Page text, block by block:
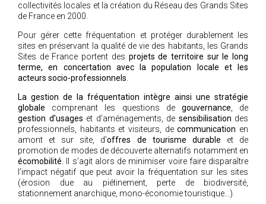
collectivités locales et la création du Réseau des Grands Sites
de France en 2000.
Pour gérer cette fréquentation et protéger durablement les
sites en préservant la qualité de vie des habitants, les Grands
Sites de France portent des projets de territoire sur le long
terme, en concertation avec la population locale et les
acteurs socio-professionnels
La gestion de la fréquentation intègre ainsi une stratégie
globale comprenant les questions de gouvernance , de
gestion d’usages et d’aménagements, de sensibilisation des
professionnels, habitants et visiteurs, decommunication en
amont et sur site, d’offres de tourisme durable et de
promotion de modes de découverte alternatifs notamment en
écomobilité . Il s’agit alors de minimiser voire faire disparaître
l’impact négatif que peut avoir la fréquentation sur les sites
(érosion due au piétinement, perte de biodiversité,
stationnement anarchique, mono-économie touristique…).